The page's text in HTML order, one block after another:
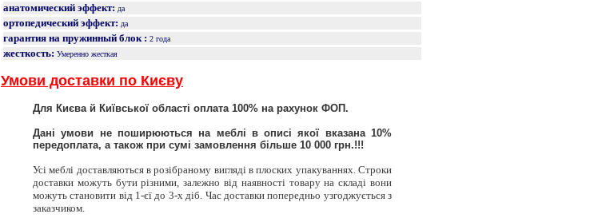
анатомический эффект: да
ортопедический эффект: да
гарантия на пружинный блок : 2 года
жесткость: Умеренно жесткая
Умови доставки по Києву
Для Києва й Київської області оплата 100% на рахунок ФОП.
Дані умови не поширюються на меблі в описі якої вказана 10%
передоплата, а також при сумі замовлення більше 10 000 грн.!!!
Усі меблі доставляються в розібраному вигляді в плоских упакуваннях. Строки
доставки можуть бути різними, залежно від наявності товару на складі вони
можуть становити від 1-єї до 3-х діб. Час доставки попередньо узгоджується з
заказчиком.